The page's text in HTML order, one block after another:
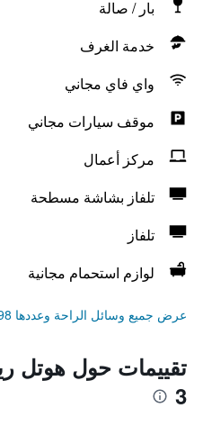
بار / صالة
خدمة الغرف
واي فاي مجاني
موقف سيارات مجاني
مركز أعمال
تلفاز بشاشة مسطحة
تلفاز
لوازم استحمام مجانية
عرض جميع وسائل الراحة وعددها 98
تقييمات حول هوتل
3